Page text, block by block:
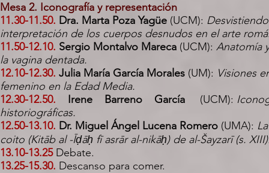
Mesa 2. Iconografía y representación
11.30-11.50. Dra. Marta Poza Yagüe (UCM):
interpretación de los cuerpos desnudos en el arte
11.50-12.10. Sergio Montalvo Mareca (UCM): Anatomía
la vagina dentada.
12.10-12.30. Julia María García Morales (UM): Visiones
femenino en la Edad Media.
12.30-12.50.
Irene Barreno García (UCM):
historiográficas.
12.50-13.10. Dr. Miguel Ángel Lucena Romero (UMA):
coito (Kitāb al -Īḍāḥ fī asrār al-nikāḥ) de al-Šayzarī (s.
13.10-13.25Debate.
13.25-15.30. Descanso para comer.